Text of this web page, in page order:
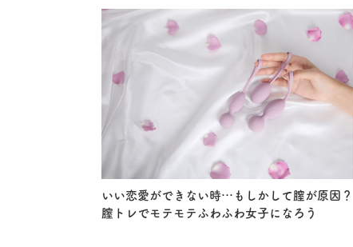
いい恋愛ができない時…もしかして膣が原因？
膣トレでモテモテふわふわ女子になろう